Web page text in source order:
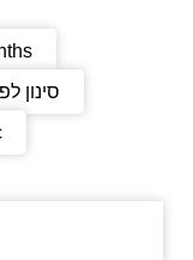
סינון